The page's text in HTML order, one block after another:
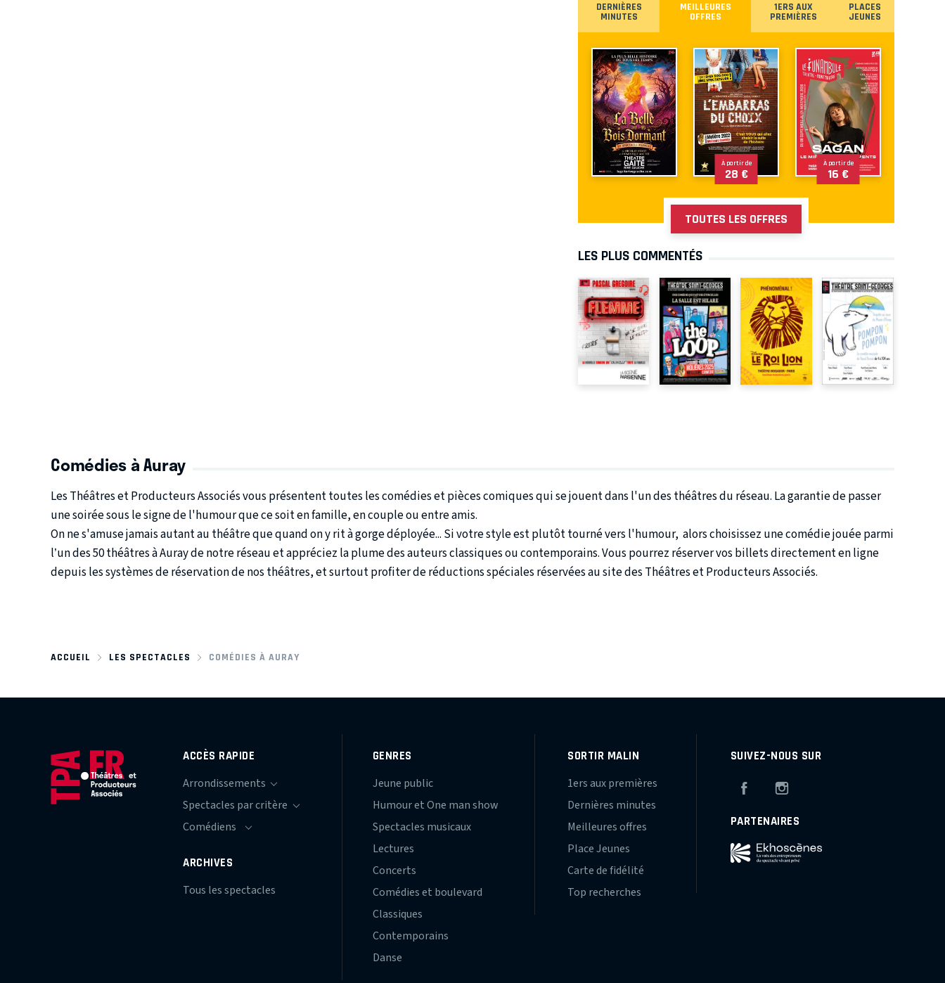
DERNIÈRES
MINUTES
MEILLEURES
OFFRES
1ERS AUX
PREMIÈRES
PLACES
JEUNES
À partir de
28 €
À partir de
16 €
TOUTES LES OFFRES
LES PLUS COMMENTÉS
Comédies à Auray
Les Théâtres et Producteurs Associés vous présentent toutes les comédies et pièces comiques qui se jouent dans l'un des théâtres du réseau. La garantie de passer
une soirée sous le signe de l'humour que ce soit en famille, en couple ou entre amis.
On ne s'amuse jamais autant au théâtre que quand on y rit à gorge déployée... Si votre style est plutôt tourné vers l'humour, alors choisissez une comédie jouée parmi
l’un des 50 théâtres à Auray de notre réseau et appréciez la plume des auteurs classiques ou contemporains. Vous pourrez réserver vos billets directement en ligne
depuis les systèmes de réservation de nos théâtres, et surtout profiter de réductions spéciales réservées au site des Théâtres et Producteurs Associés.
ACCUEIL LES SPECTACLES COMÉDIES À AURAY
ACCÈS RAPIDE
ARCHIVES
Tous les spectacles
GENRES
Jeune public
Humour et One man show
Spectacles musicaux
Lectures
Concerts
Comédies et boulevard
Classiques
Contemporains
Danse
SORTIR MALIN
1ers aux premières
Dernières minutes
Meilleures offres
Place Jeunes
Carte de fidélité
Top recherches
SUIVEZ-NOUS SUR
Facebook
PARTENAIRES